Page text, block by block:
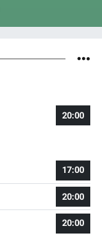
20:00
17:00
20:00
20:00